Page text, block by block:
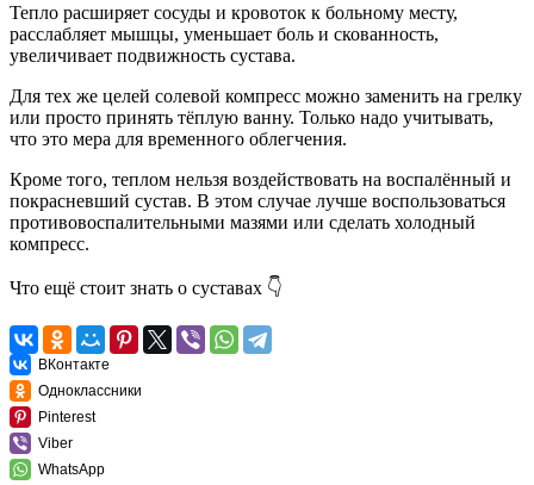
Тепло расширяет сосуды и кровоток к больному месту,
расслабляет мышцы, уменьшает боль и скованность,
увеличивает подвижность сустава.
Для тех же целей солевой компресс можно заменить на грелку
или просто принять тёплую ванну. Только надо учитывать,
что это мера для временного облегчения.
Кроме того, теплом нельзя воздействовать на воспалённый и
покрасневший сустав. В этом случае лучше воспользоваться
противовоспалительными мазями или сделать холодный
компресс.
Что ещё стоит знать о суставах 👇
ВКонтакте
Одноклассники
Pinterest
Viber
WhatsApp